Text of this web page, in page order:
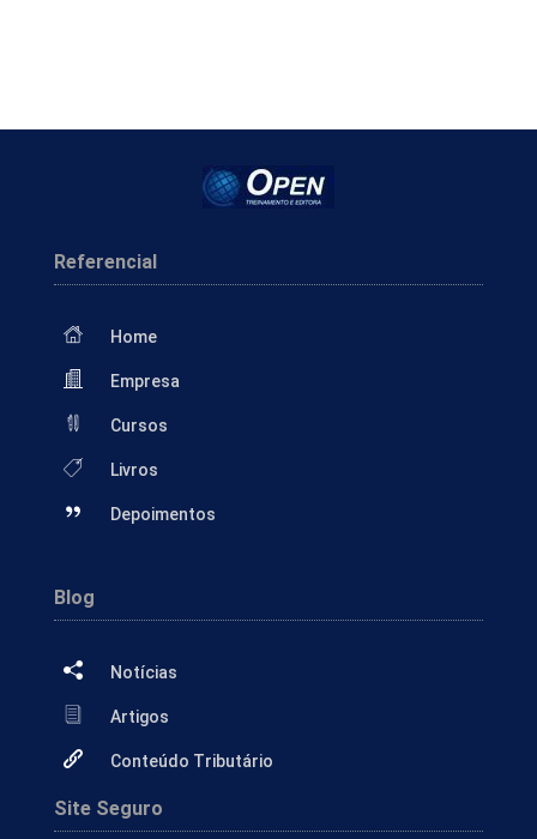
Referencial
Home
Empresa
Cursos
Livros
Depoimentos
Blog
Notícias
Artigos
Conteúdo Tributário
Site Seguro